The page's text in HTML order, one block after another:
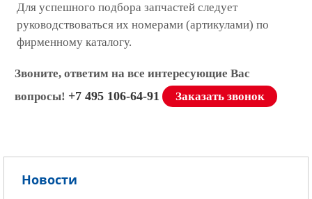
Для успешного подбора запчастей следует
руководствоваться их номерами (артикулами) по
фирменному каталогу.
Звоните, ответим на все интересующие Вас
вопросы! +7 495 106-64-91 Заказать звонок
Новости